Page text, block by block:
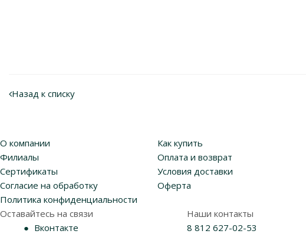
Назад к списку
О компании
Филиалы
Сертификаты
Согласие на обработку
Политика конфиденциальности
Как купить
Оплата и возврат
Условия доставки
Оферта
Оставайтесь на связи
Вконтакте
Наши контакты
8 812 627-02-53